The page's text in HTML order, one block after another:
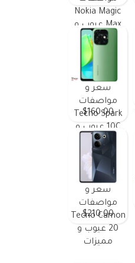
Nokia Magic
Max عيوب و
مميزات
سعر و
مواصفات
Tecno Spark
10C عيوب و
مميزات
$160.00
سعر و
مواصفات
Tecno Camon
20 عيوب و
مميزات
$210.00